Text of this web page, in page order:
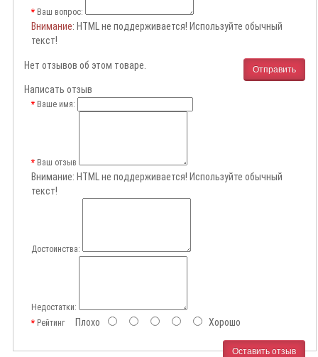
Ваш вопрос:
Внимание: HTML не поддерживается! Используйте обычный
текст!
Отправить
Нет отзывов об этом товаре.
Написать отзыв
Ваше имя:
Ваш отзыв
Внимание: HTML не поддерживается! Используйте обычный
текст!
Достоинства:
Недостатки:
РейтингПлохо Хорошо
Оставить отзыв